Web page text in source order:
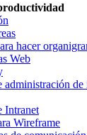
hacer
Web
administración de
Intranet
Wireframe